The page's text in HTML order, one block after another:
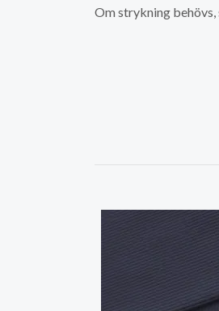
Om strykning